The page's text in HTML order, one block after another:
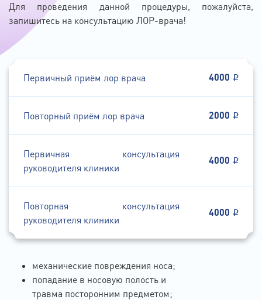
Для проведения данной процедуры, пожалуйста,
запишитесь на консультацию ЛОР-врача!
Первичный приём лор врача 4000
Повторный приём лор врача 2000
Первичная консультация
руководителя клиники
4000
Повторная консультация
руководителя клиники
4000
механические повреждения носа;
попадание в носовую полость и
травма посторонним предметом;